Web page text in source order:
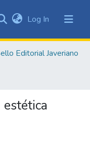
Log In (current)
Editorial Javeriano